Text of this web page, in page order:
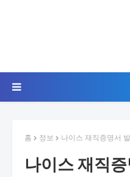
홈 정보 나이스 재직증명서
나이스 재직